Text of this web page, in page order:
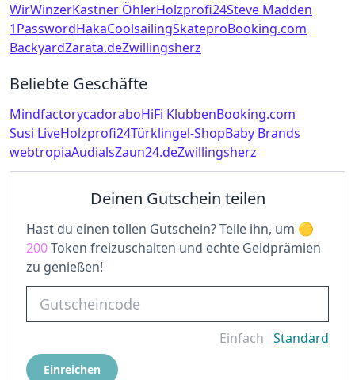
WirWinzerKastner ÖhlerHolzprofi24Steve Madden
1PasswordHakaCoolsailingSkateproBooking.com
BackyardZarata.deZwillingsherz
Beliebte Geschäfte
MindfactorycadoraboHiFi KlubbenBooking.com
Susi LiveHolzprofi24Türklingel-ShopBaby Brands
webtropiaAudialsZaun24.deZwillingsherz
Deinen Gutschein teilen
Hast du einen tollen Gutschein? Teile ihn, um
200Token freizuschalten und echte Geldprämien
zu genießen!
Einfach Standard
Einreichen